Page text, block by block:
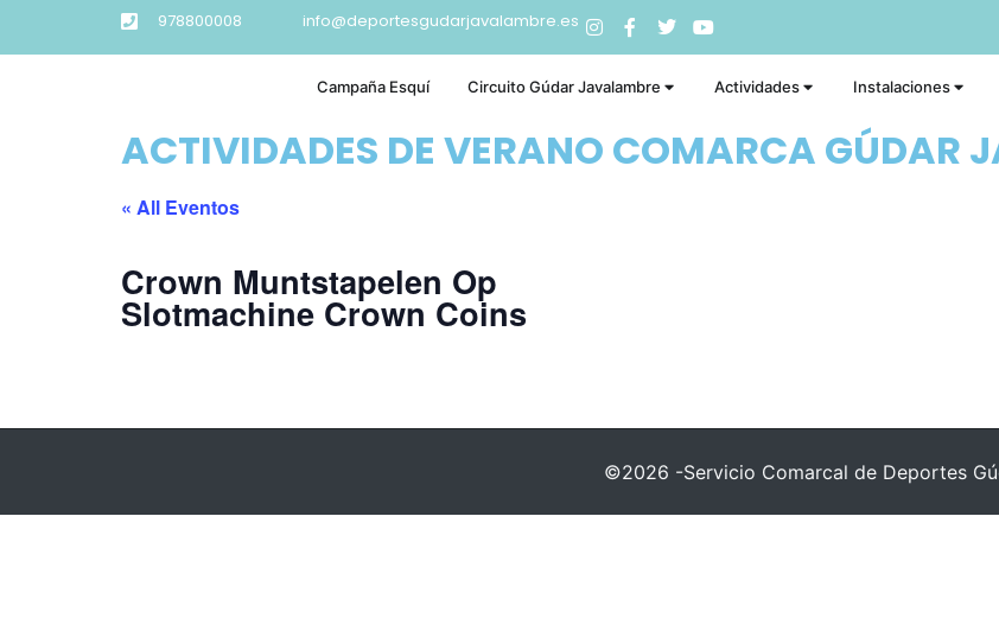
978800008 info@deportesgudarjavalambre.es
Campaña Esquí Circuito Gúdar Javalambre Actividades Instalaciones
ACTIVIDADES DE VERANO COMARCA GÚDAR
« All Eventos
Crown Muntstapelen Op
Slotmachine Crown Coins
©2026 -Servicio Comarcal de Deportes